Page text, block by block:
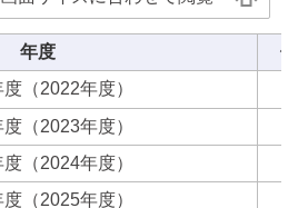
年度
（2022年度）
（2023年度）
（2024年度）
（2025年度）